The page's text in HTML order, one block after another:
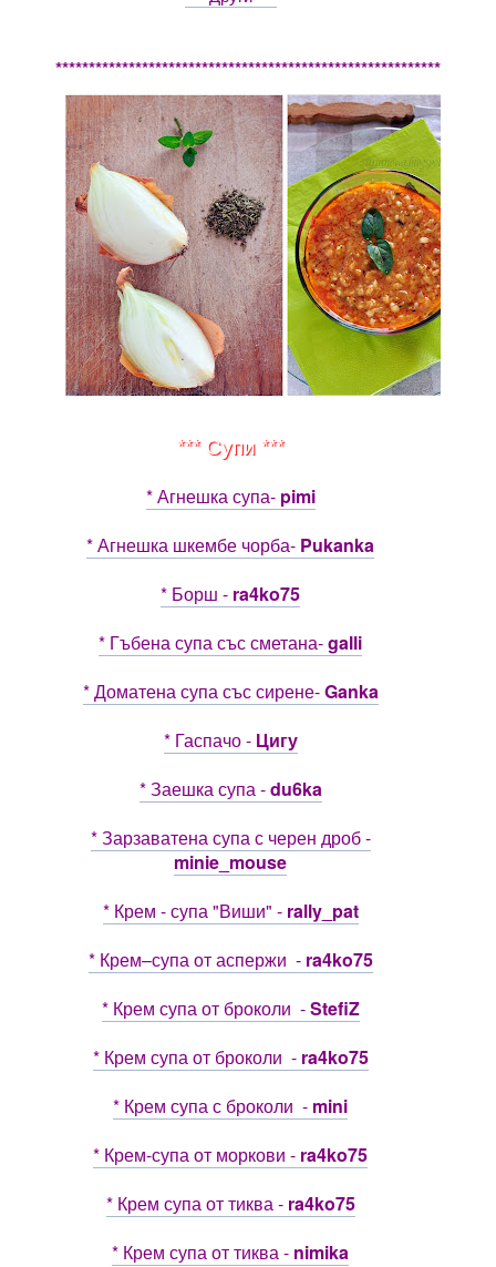
************************************************************
*** Супи ***
* Агнешка супа- pimi
* Агнешка шкембе чорба- Pukanka
* Борш - ra4ko75
* Гъбена супа със сметана-galli
* Доматена супа със сирене-Ganka
* Гаспачо - Цигу
* Заешка супа -du6ka
* Зарзаватена супа с черен дроб -
minie_mouse
* Крем - супа "Виши" - rally_pat
* Крем–супа от аспержи - ra4ko75
* Крем супа от броколи -StefiZ
* Крем супа от броколи - ra4ko75
* Крем супа с броколи - mini
* Крем-супа от моркови - ra4ko75
* Крем супа от тиква - ra4ko75
* Крем супа от тиква - nimika